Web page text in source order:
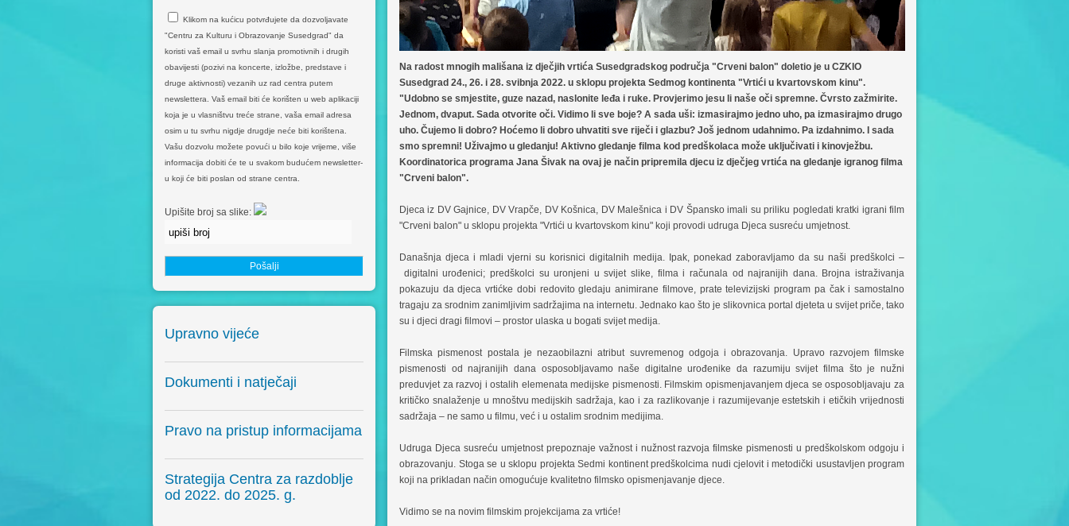
Klikom na kućicu potvrđujete da dozvoljavate
"Centru za Kulturu i Obrazovanje Susedgrad" da
koristi vaš email u svrhu slanja promotivnih i drugih
obavijesti (pozivi na koncerte, izložbe, predstave i
druge aktivnosti) vezanih uz rad centra putem
newslettera. Vaš email biti će korišten u web aplikaciji
koja je u vlasništvu treće strane, vaša email adresa
osim u tu svrhu nigdje drugdje neće biti korištena.
Vašu dozvolu možete povući u bilo koje vrijeme, više
informacija dobiti će te u svakom budućem newsletter-
u koji će biti poslan od strane centra.
Upišite broj sa slike:
Upravno vijeće
Dokumenti i natječaji
Pravo na pristup informacijama
Strategija Centra za razdoblje
od 2022. do 2025. g.
Na radost mnogih mališana iz dječjih vrtića Susedgradskog područja "Crveni balon" doletio je u CZKIO
Susedgrad 24., 26. i 28. svibnja 2022. u sklopu projekta Sedmog kontinenta "Vrtići u kvartovskom kinu".
"Udobno se smjestite, guze nazad, naslonite leđa i ruke. Provjerimo jesu li naše oči spremne. Čvrsto zažmirite.
Jednom, dvaput. Sada otvorite oči. Vidimo li sve boje? A sada uši: izmasirajmo jedno uho, pa izmasirajmo drugo
uho. Čujemo li dobro? Hoćemo li dobro uhvatiti sve riječi i glazbu? Još jednom udahnimo. Pa izdahnimo. I sada
smo spremni! Uživajmo u gledanju! Aktivno gledanje filma kod predškolaca može uključivati i kinovježbu.
Koordinatorica programa Jana Šivak na ovaj je način pripremila djecu iz dječjeg vrtića na gledanje igranog filma
"Crveni balon".
Djeca iz DV Gajnice, DV Vrapče, DV Košnica, DV Malešnica i DV Špansko imali su priliku pogledati kratki igrani film
"Crveni balon" u sklopu projekta "Vrtići u kvartovskom kinu" koji provodi udruga Djeca susreću umjetnost.
Današnja djeca i mladi vjerni su korisnici digitalnih medija. Ipak, ponekad zaboravljamo da su naši predškolci –
digitalni urođenici; predškolci su uronjeni u svijet slike, filma i računala od najranijih dana. Brojna istraživanja
pokazuju da djeca vrtićke dobi redovito gledaju animirane filmove, prate televizijski program pa čak i samostalno
tragaju za srodnim zanimljivim sadržajima na internetu. Jednako kao što je slikovnica portal djeteta u svijet priče, tako
su i djeci dragi filmovi – prostor ulaska u bogati svijet medija.
Filmska pismenost postala je nezaobilazni atribut suvremenog odgoja i obrazovanja. Upravo razvojem filmske
pismenosti od najranijih dana osposobljavamo naše digitalne urođenike da razumiju svijet filma što je nužni
preduvjet za razvoj i ostalih elemenata medijske pismenosti. Filmskim opismenjavanjem djeca se osposobljavaju za
kritičko snalaženje u mnoštvu medijskih sadržaja, kao i za razlikovanje i razumijevanje estetskih i etičkih vrijednosti
sadržaja – ne samo u filmu, već i u ostalim srodnim medijima.
Udruga Djeca susreću umjetnost prepoznaje važnost i nužnost razvoja filmske pismenosti u predškolskom odgoju i
obrazovanju. Stoga se u sklopu projekta Sedmi kontinent predškolcima nudi cjelovit i metodički usustavljen program
koji na prikladan način omogućuje kvalitetno filmsko opismenjavanje djece.
Vidimo se na novim filmskim projekcijama za vrtiće!